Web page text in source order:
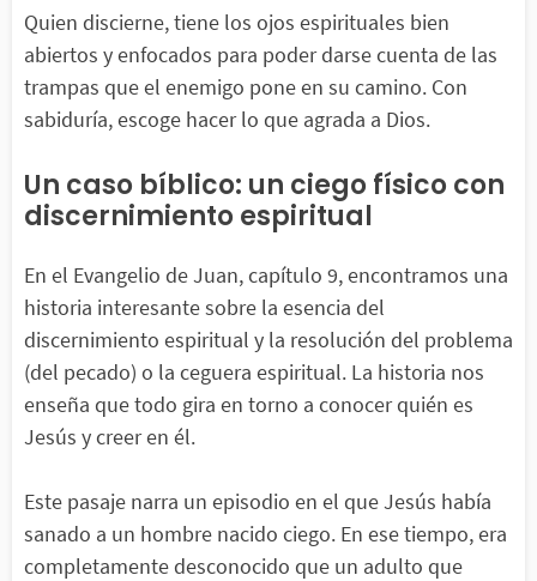
Quien discierne, tiene los ojos espirituales bien
abiertos y enfocados para poder darse cuenta de las
trampas que el enemigo pone en su camino. Con
sabiduría, escoge hacer lo que agrada a Dios.
Un caso bíblico: un ciego físico con
discernimiento espiritual
En el Evangelio de Juan, capítulo 9, encontramos una
historia interesante sobre la esencia del
discernimiento espiritual y la resolución del problema
(del pecado) o la ceguera espiritual. La historia nos
enseña que todo gira en torno a conocer quién es
Jesús y creer en él.
Este pasaje narra un episodio en el que Jesús había
sanado a un hombre nacido ciego. En ese tiempo, era
completamente desconocido que un adulto que